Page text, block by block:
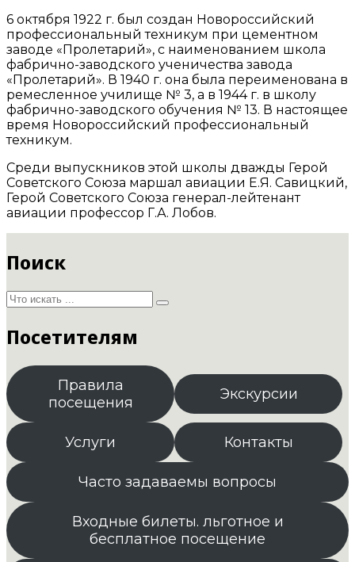
6 октября 1922 г. был создан Новороссийский
профессиональный техникум при цементном
заводе «Пролетарий», с наименованием школа
фабрично-заводского ученичества завода
«Пролетарий». В 1940 г. она была переименована в
ремесленное училище № 3, а в 1944 г. в школу
фабрично-заводского обучения № 13. В настоящее
время Новороссийский профессиональный
техникум.
Среди выпускников этой школы дважды Герой
Советского Союза маршал авиации Е.Я. Савицкий,
Герой Советского Союза генерал-лейтенант
авиации профессор Г.А. Лобов.
Поиск
Посетителям
Правила
посещения
Экскурсии
Услуги Контакты
Часто задаваемы вопросы
Входные билеты. льготное и
бесплатное посещение